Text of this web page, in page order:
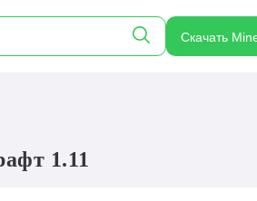
Скачать
1.11